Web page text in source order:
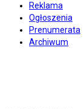
Reklama
Ogłoszenia
Prenumerata
Archiwum